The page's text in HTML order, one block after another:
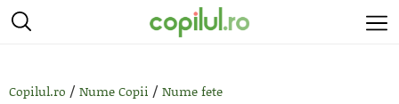
Copilul.ro / Nume Copii / Nume fete